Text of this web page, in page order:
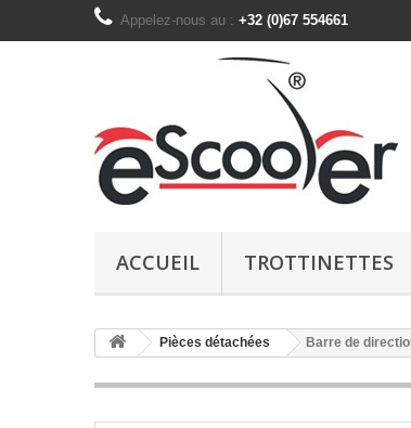
Appelez-nous au : +32 (0)67 554661
ACCUEIL TROTTINETTES
Pièces détachées Barre de